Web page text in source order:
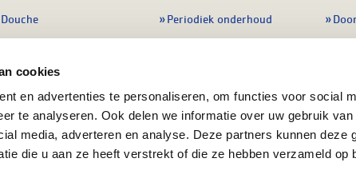
cookies
en advertenties te personaliseren, om functies voor social
te analyseren. Ook delen we informatie over uw gebruik van
media, adverteren en analyse. Deze partners kunnen deze
die u aan ze heeft verstrekt of die ze hebben verzameld op
Douche
Badmeubel
Afvoeren
Alle sanitair
Periodiek onderhoud
Preventie & detectie
Alle onderdelen